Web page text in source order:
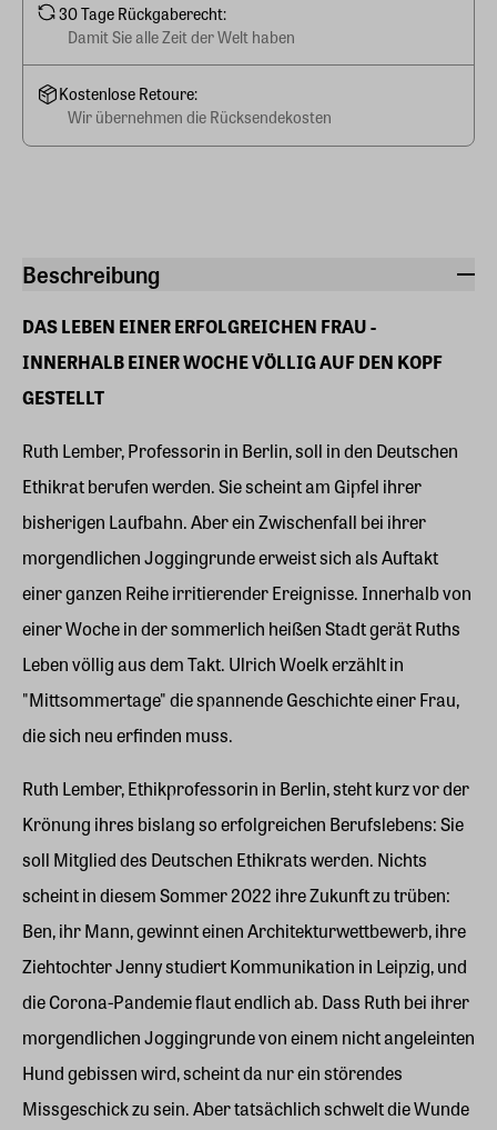
Beschreibung
DAS LEBEN EINER ERFOLGREICHEN FRAU -
INNERHALB EINER WOCHE VÖLLIG AUF DEN KOPF
GESTELLT
Ruth Lember, Professorin in Berlin, soll in den Deutschen
Ethikrat berufen werden. Sie scheint am Gipfel ihrer
bisherigen Laufbahn. Aber ein Zwischenfall bei ihrer
morgendlichen Joggingrunde erweist sich als Auftakt
einer ganzen Reihe irritierender Ereignisse. Innerhalb von
einer Woche in der sommerlich heißen Stadt gerät Ruths
Leben völlig aus dem Takt. Ulrich Woelk erzählt in
"Mittsommertage" die spannende Geschichte einer Frau,
die sich neu erfinden muss.
Ruth Lember, Ethikprofessorin in Berlin, steht kurz vor der
Krönung ihres bislang so erfolgreichen Berufslebens: Sie
soll Mitglied des Deutschen Ethikrats werden. Nichts
scheint in diesem Sommer 2022 ihre Zukunft zu trüben:
Ben, ihr Mann, gewinnt einen Architekturwettbewerb, ihre
Ziehtochter Jenny studiert Kommunikation in Leipzig, und
die Corona-Pandemie flaut endlich ab. Dass Ruth bei ihrer
morgendlichen Joggingrunde von einem nicht angeleinten
Hund gebissen wird, scheint da nur ein störendes
Missgeschick zu sein. Aber tatsächlich schwelt die Wunde
30 Tage Rückgaberecht:
Damit Sie alle Zeit der Welt haben
Kostenlose Retoure:
Wir übernehmen die Rücksendekosten